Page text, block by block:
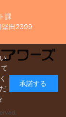
課
田2399
Youtube
承諾する